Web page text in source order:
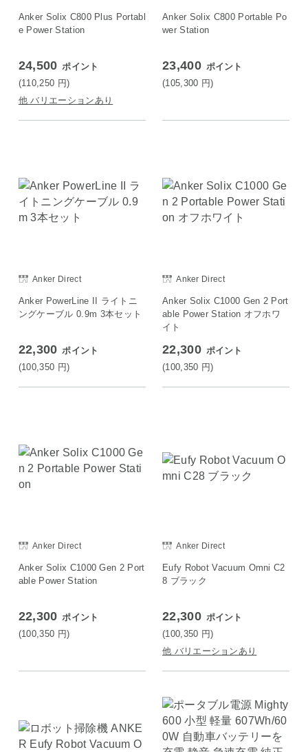
Anker Solix C800 Plus Portabl
e Power Station
24,500 ポイント
(110,250 円)
他 バリエーションあり
Anker Solix C800 Portable Po
wer Station
23,400 ポイント
(105,300 円)
Anker Direct
Anker PowerLine II ライトニ
ングケーブル 0.9m 3本セット
22,300 ポイント
(100,350 円)
Anker Direct
Anker Solix C1000 Gen 2 Port
able Power Station オフホワ
イト
22,300 ポイント
(100,350 円)
Anker Direct
Anker Solix C1000 Gen 2 Port
able Power Station
22,300 ポイント
(100,350 円)
Anker Direct
Eufy Robot Vacuum Omni C2
8 ブラック
22,300 ポイント
(100,350 円)
他 バリエーションあり